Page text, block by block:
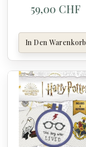
59,00 CHF
In Den Warenkorb